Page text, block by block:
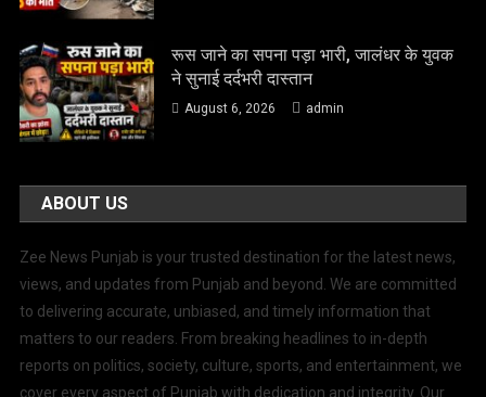
रूस जाने का सपना पड़ा भारी, जालंधर के युवक
ने सुनाई दर्दभरी दास्तान
August 6, 2026 admin
ABOUT US
Zee News Punjab is your trusted destination for the latest news,
views, and updates from Punjab and beyond. We are committed
to delivering accurate, unbiased, and timely information that
matters to our readers. From breaking headlines to in-depth
reports on politics, society, culture, sports, and entertainment, we
cover every aspect of Punjab with dedication and integrity. Our